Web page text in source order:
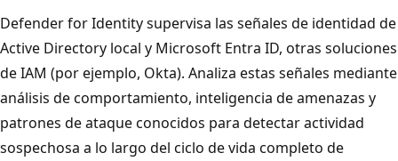
Defender for Identity supervisa las señales de identidad de
Active Directory local y Microsoft Entra ID, otras soluciones
de IAM (por ejemplo, Okta). Analiza estas señales mediante
análisis de comportamiento, inteligencia de amenazas y
patrones de ataque conocidos para detectar actividad
sospechosa a lo largo del ciclo de vida completo de